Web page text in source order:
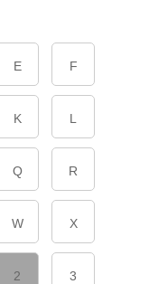
E F
K L
Q R
W X
2 3